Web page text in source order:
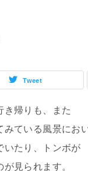
Tweet
き帰りも、また
ている風景にお
いたり、トンボが
見られます。